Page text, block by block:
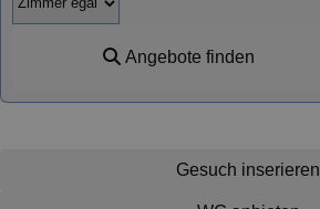
Angebote finden
Gesuch inserieren